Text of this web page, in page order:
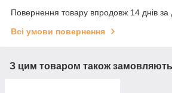
Повернення товару впродовж 14 днів за
Всі умови повернення
З цим товаром також замовляють